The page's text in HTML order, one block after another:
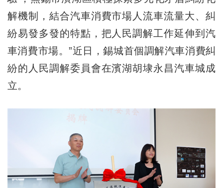
解機制，結合汽車消費市場人流車流量大、糾
紛易發多發的特點，把人民調解工作延伸到汽
車消費市場。”近日，錫城首個調解汽車消費糾
紛的人民調解委員會在濱湖胡埭永昌汽車城成
立。